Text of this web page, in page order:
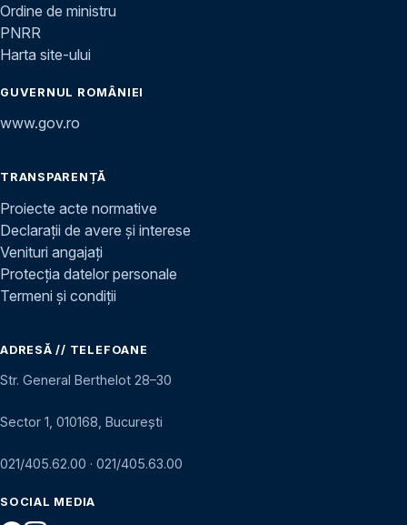
Ordine de ministru
PNRR
Harta site-ului
GUVERNUL ROMÂNIEI
www.gov.ro
TRANSPARENȚĂ
Proiecte acte normative
Declarații de avere și interese
Venituri angajați
Protecția datelor personale
Termeni și condiții
ADRESĂ // TELEFOANE
Str. General Berthelot 28–30
Sector 1, 010168, București
021/405.62.00 · 021/405.63.00
SOCIAL MEDIA